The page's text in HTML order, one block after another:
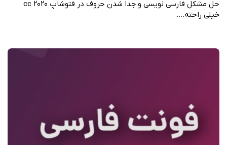
حل مشکل فارسی نویسی و جدا شدن حروف در فتوشاپ ۲۰۲۰ cc
خیلی راحته.…